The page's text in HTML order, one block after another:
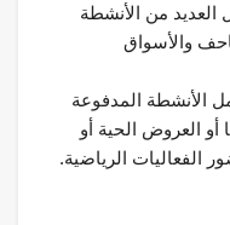
العديد من الأنشطة
والأسواق
الأنشطة المدفوعة
أو العروض الحية أو
الفعاليات الرياضية.